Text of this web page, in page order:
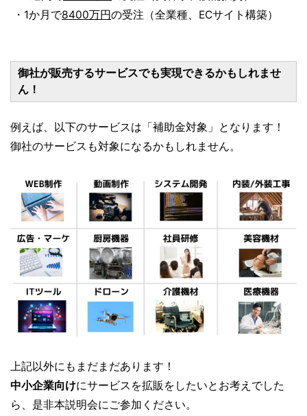
・1か月で8400万円の受注（全業種、ECサイト構築）
御社が販売するサービスでも実現できるかもしれませ
ん！
例えば、以下のサービスは「補助金対象」となります！
御社のサービスも対象になるかもしれません。
上記以外にもまだまだあります！
中小企業向けにサービスを拡販をしたいとお考えでした
ら、是非本説明会にご参加ください。